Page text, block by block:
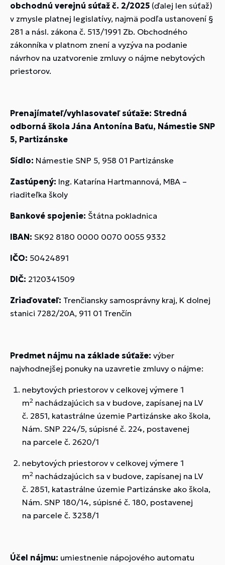
obchodnú verejnú súťaž č. 2/2025 (ďalej len súťaž)
v zmysle platnej legislatívy, najmä podľa ustanovení §
281 a násl. zákona č. 513/1991 Zb. Obchodného
zákonníka v platnom znení a vyzýva na podanie
návrhov na uzatvorenie zmluvy o nájme nebytových
priestorov.
Prenajímateľ/vyhlasovateľ súťaže: Stredná
odborná škola Jána Antonína Baťu, Námestie SNP
5, Partizánske
Sídlo: Námestie SNP 5, 958 01 Partizánske
Zastúpený: Ing. Katarína Hartmannová, MBA –
riaditeľka školy
Bankové spojenie: Štátna pokladnica
IBAN: SK92 8180 0000 0070 0055 9332
IČO: 50424891
DIČ: 2120341509
Zriaďovateľ: Trenčiansky samosprávny kraj, K dolnej
stanici 7282/20A, 911 01 Trenčín
Predmet nájmu na základe súťaže: výber
najvhodnejšej ponuky na uzavretie zmluvy o nájme:
nebytových priestorov v celkovej výmere 1
m2 nachádzajúcich sa v budove, zapísanej na LV
č. 2851, katastrálne územie Partizánske ako škola,
Nám. SNP 224/5, súpisné č. 224, postavenej
na parcele č. 2620/1
nebytových priestorov v celkovej výmere 1
m2 nachádzajúcich sa v budove, zapísanej na LV
č. 2851, katastrálne územie Partizánske ako škola,
Nám. SNP 180/14, súpisné č. 180, postavenej
na parcele č. 3238/1
Účel nájmu: umiestnenie nápojového automatu